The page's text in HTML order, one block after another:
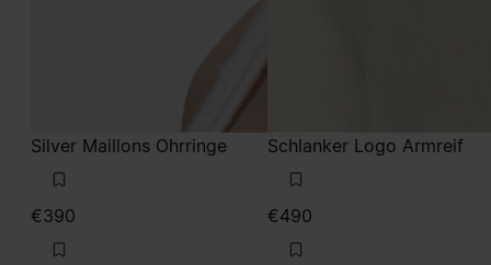
Silver Maillons Ohrringe
€390
Schlanker Logo Armreif
€490